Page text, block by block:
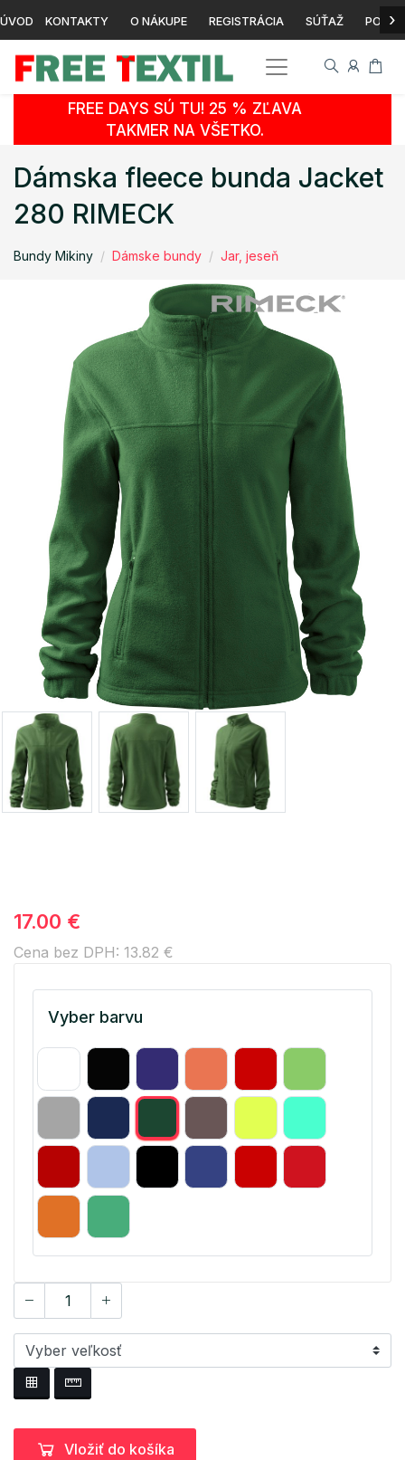
ÚVOD KONTAKTY O NÁKUPE REGISTRÁCIA SÚŤAŽ ›
FREE DAYS SÚ TU! 25 % ZĽAVA
TAKMER NA VŠETKO.
Dámska fleece bunda Jacket
280 RIMECK
Bundy Mikiny Dámske bundy Jar, jeseň
17.00 €
Cena bez DPH: 13.82 €
Vyber barvu
Vložiť do košíka